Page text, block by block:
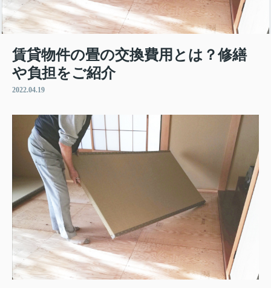
賃貸物件の畳の交換費用とは？修繕
や負担をご紹介
2022.04.19